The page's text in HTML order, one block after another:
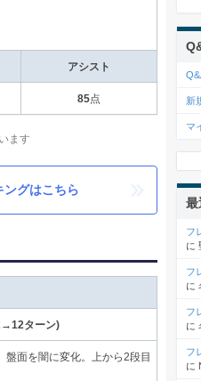
アシスト
85点
ます
ングはこちら
ターン)
面を闇に変化。上から2段目
新
マ
最
フ
に
フ
に
フ
に
フ
に